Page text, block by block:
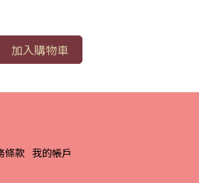
加入購物車
條款 我的帳戶